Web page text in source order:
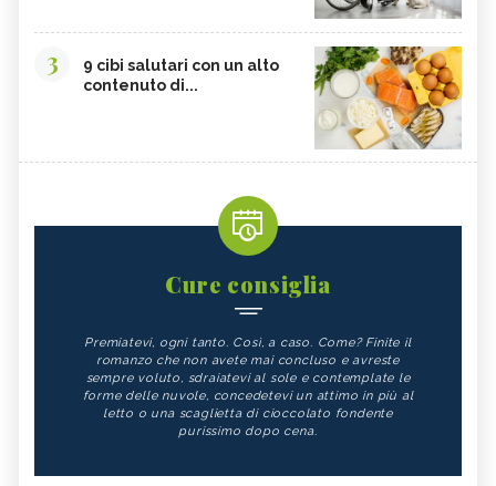
3
9 cibi salutari con un alto
contenuto di...
Cure consiglia
Premiatevi, ogni tanto. Così, a caso. Come? Finite il
romanzo che non avete mai concluso e avreste
sempre voluto, sdraiatevi al sole e contemplate le
forme delle nuvole, concedetevi un attimo in più al
letto o una scaglietta di cioccolato fondente
purissimo dopo cena.